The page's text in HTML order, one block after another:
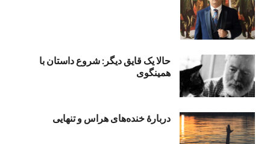
حالا یک قایق دیگر: شروع داستان با
همینگوی
دربارهٔ خنده‌های هراس و تنهایی